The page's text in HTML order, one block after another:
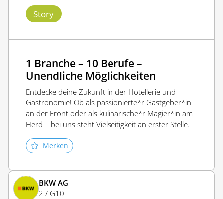
Story
1 Branche – 10 Berufe –
Unendliche Möglichkeiten
Entdecke deine Zukunft in der Hotellerie und
Gastronomie! Ob als passionierte*r Gastgeber*in
an der Front oder als kulinarische*r Magier*in am
Herd – bei uns steht Vielseitigkeit an erster Stelle.
Merken
BKW AG
2 / G10